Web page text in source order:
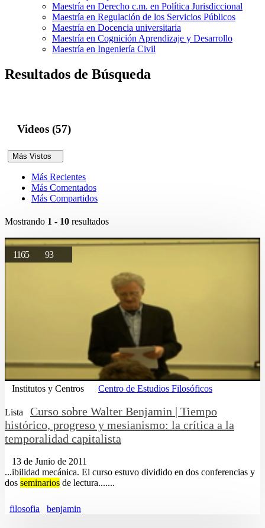
Maestría en Derecho c.m. en Política Jurisdiccional
Maestría en Regulación de los Servicios Públicos
Maestría en Docencia universitaria
Maestría en Cognición Aprendizaje y Desarrollo
Maestría en Ingeniería Civil
Resultados de Búsqueda
Videos (57)
Más Vistos
Más Recientes
Más Comentados
Más Compartidos
Mostrando 1 - 10 resultados
1165 93
Institutos y Centros Centro de Estudios Filosóficos
Lista
Curso sobre Walter Benjamin | Tiempo
histórico, progreso y mesianismo: la crítica a la
temporalidad capitalista
13 de Junio de 2011
...ibilidad mecánica. El curso estuvo dividido en dos conferencias y
dos seminarios de lectura.......
filosofia benjamin